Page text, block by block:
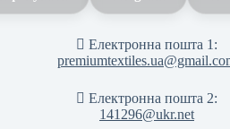
Електронна пошта 1:
Електронна пошта 2:
141296@ukr.net